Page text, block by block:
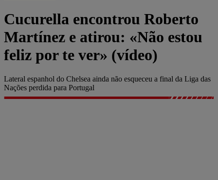
Cucurella encontrou Roberto
Martínez e atirou: «Não estou
feliz por te ver» (vídeo)
Lateral espanhol do Chelsea ainda não esqueceu a final da Liga das
Nações perdida para Portugal